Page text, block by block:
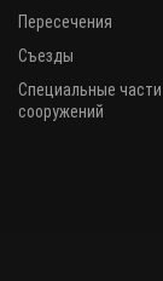
Пересечения
Съезды
Специальные
сооружений